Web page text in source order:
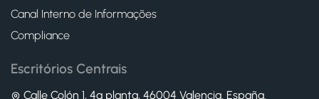
Canal Interno de Informações
Compliance
Escritórios Centrais
Calle Colón 1, 4ª planta, 46004 Valencia. España.